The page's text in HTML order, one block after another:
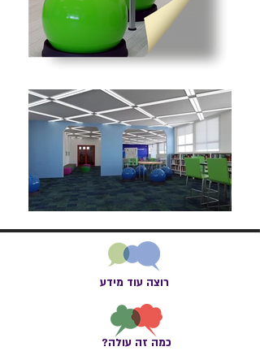
כמה זה עולה?
רוצה עוד מידע